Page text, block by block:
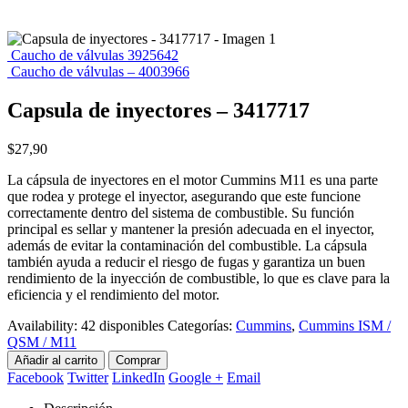
Caucho de válvulas 3925642
Caucho de válvulas – 4003966
Capsula de inyectores – 3417717
$27,90
La cápsula de inyectores en el motor Cummins M11 es una parte
que rodea y protege el inyector, asegurando que este funcione
correctamente dentro del sistema de combustible. Su función
principal es sellar y mantener la presión adecuada en el inyector,
además de evitar la contaminación del combustible. La cápsula
también ayuda a reducir el riesgo de fugas y garantiza un buen
rendimiento de la inyección de combustible, lo que es clave para la
eficiencia y el rendimiento del motor.
Availability: 42 disponibles Categorías: Cummins, Cummins ISM /
QSM / M11
Añadir al carrito Comprar
Facebook Twitter LinkedIn Google + Email